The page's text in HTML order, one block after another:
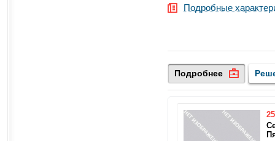
Подробные
Подробнее